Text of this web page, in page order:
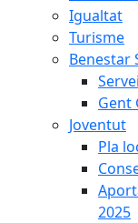
Igualtat
Turisme
Benestar
Gent
Joventut
Pla
2025